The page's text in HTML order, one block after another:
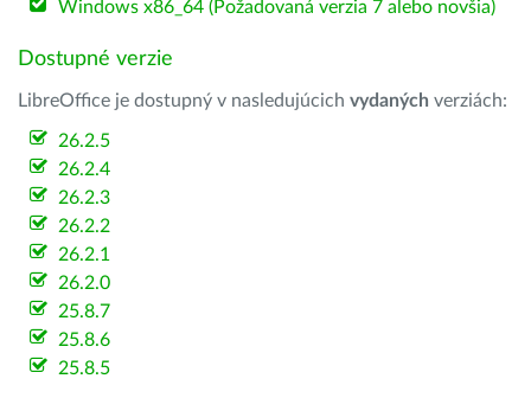
Windows x86_64 (Požadovaná verzia 7 alebo novšia)
Dostupné verzie
LibreOffice je dostupný v nasledujúcich vydaných verziách:
26.2.5
26.2.4
26.2.3
26.2.2
26.2.1
26.2.0
25.8.7
25.8.6
25.8.5